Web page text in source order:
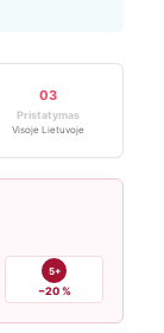
03
Pristatymas
Visoje Lietuvoje
5+
−20 %